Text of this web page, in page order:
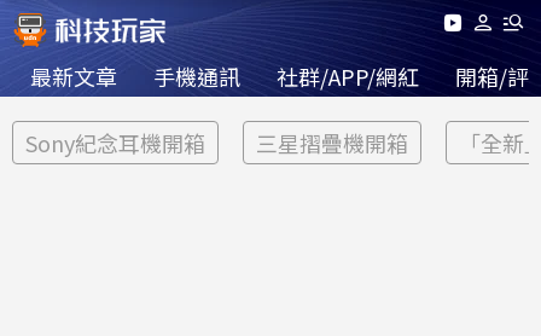
最新文章 手機通訊 社群/APP/網紅 開箱/評
Sony紀念耳機開箱 三星摺疊機開箱 「全新